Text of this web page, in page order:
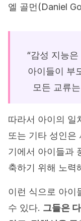
엘 골먼(Daniel
“감성 지능
아이들이 부
모든 교류
따라서 아이의 일
또는 기타 성인은
기에서 아이들과
축하기 위해 노력
이런 식으로 아이
수 있다. 그들은